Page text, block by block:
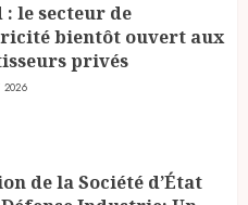
: le secteur de
bientôt ouvert aux
privés
2026
de la Société d’État